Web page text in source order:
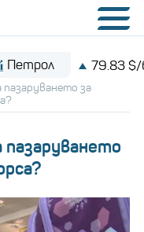
79.83 $/барел
за
пазаруването